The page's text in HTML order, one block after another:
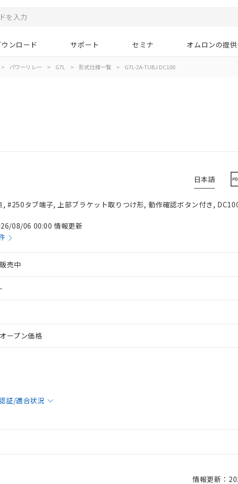
ンロード サポート セミナ オムロンの提
> パワーリレー > G7L > 形式仕様一覧 > G7L-2A-TUBJ DC100
日本語
, #250タブ端子, 上部ブラケット取りつけ形, 動作確認ボタン付き,
08/06 00:00 情報更新
販売中
-
オープン価格
証/適合状況
情報更新：